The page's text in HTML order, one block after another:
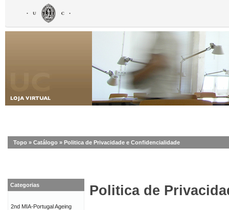
Topo » Catálogo » Politica de Privacidade e Confidencialidade
Politica de
Categorias
2nd MIA-Portugal Ageing